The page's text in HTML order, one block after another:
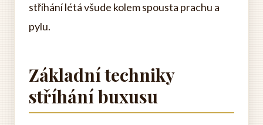
stříhání létá všude kolem spousta prachu a
pylu.
Základní techniky
stříhání buxusu